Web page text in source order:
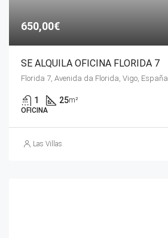
650,00€
SE ALQUILA OFICINA FLORIDA 7
Florida 7, Avenida da Florida, Vigo, España
1 25m²
OFICINA
Las Villas